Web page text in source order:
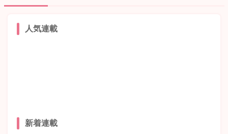
人気連載
新着連載